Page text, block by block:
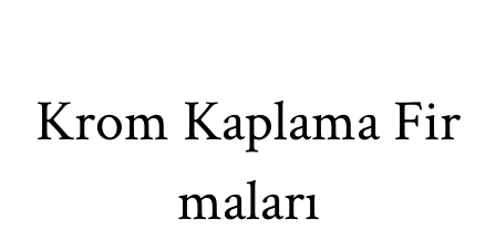
Krom Kaplama Fir
maları